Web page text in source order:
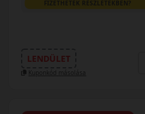
FIZETHETEK RÉSZLETEKBEN?
LENDÜLET
Kuponkód másolása